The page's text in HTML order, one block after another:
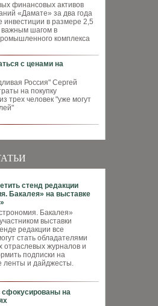
финансовых активов
«Дамате» за два года
инвестиции в размере 2,5
важным шагом в
комплекса
с ценами на
Россия" Сергей
на покупку
трех человек "уже могут
стенд редакции
Бакалея» на выставке
Бакалея»
выставки
редакции все
стать обладателями
отраслевых журналов и
подписки на
ленты и дайджесты.
сфокусированы на